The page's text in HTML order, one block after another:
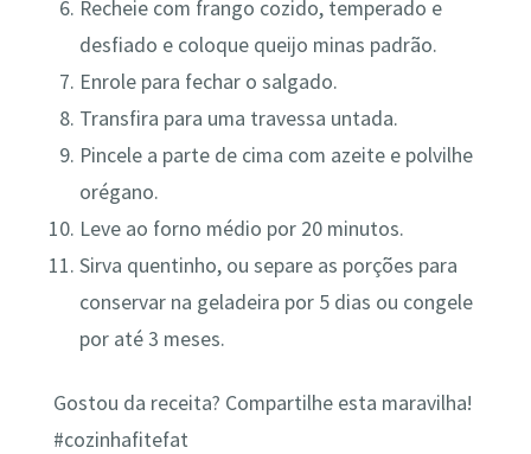
Recheie com frango cozido, temperado e
desfiado e coloque queijo minas padrão.
Enrole para fechar o salgado.
Transfira para uma travessa untada.
Pincele a parte de cima com azeite e polvilhe
orégano.
Leve ao forno médio por 20 minutos.
Sirva quentinho, ou separe as porções para
conservar na geladeira por 5 dias ou congele
por até 3 meses.
Gostou da receita? Compartilhe esta maravilha!
#cozinhafitefat